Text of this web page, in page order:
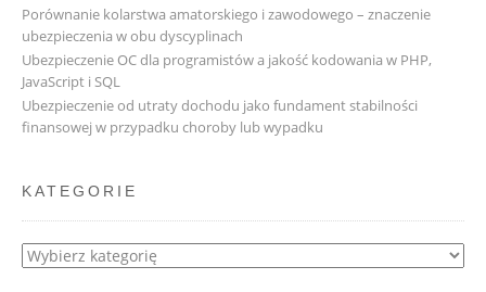
Porównanie kolarstwa amatorskiego i zawodowego – znaczenie
ubezpieczenia w obu dyscyplinach
Ubezpieczenie OC dla programistów a jakość kodowania w PHP,
JavaScript i SQL
Ubezpieczenie od utraty dochodu jako fundament stabilności
finansowej w przypadku choroby lub wypadku
KATEGORIE
Kategorie